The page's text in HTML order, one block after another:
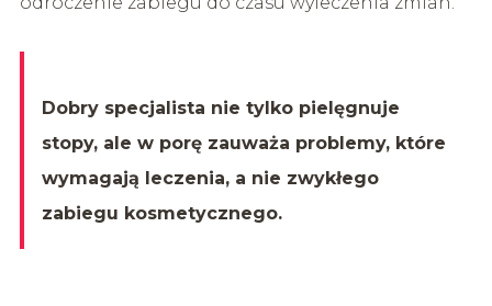
Dobry specjalista nie tylko pielęgnuje
stopy, ale w porę zauważa problemy, które
wymagają leczenia, a nie zwykłego
zabiegu kosmetycznego.